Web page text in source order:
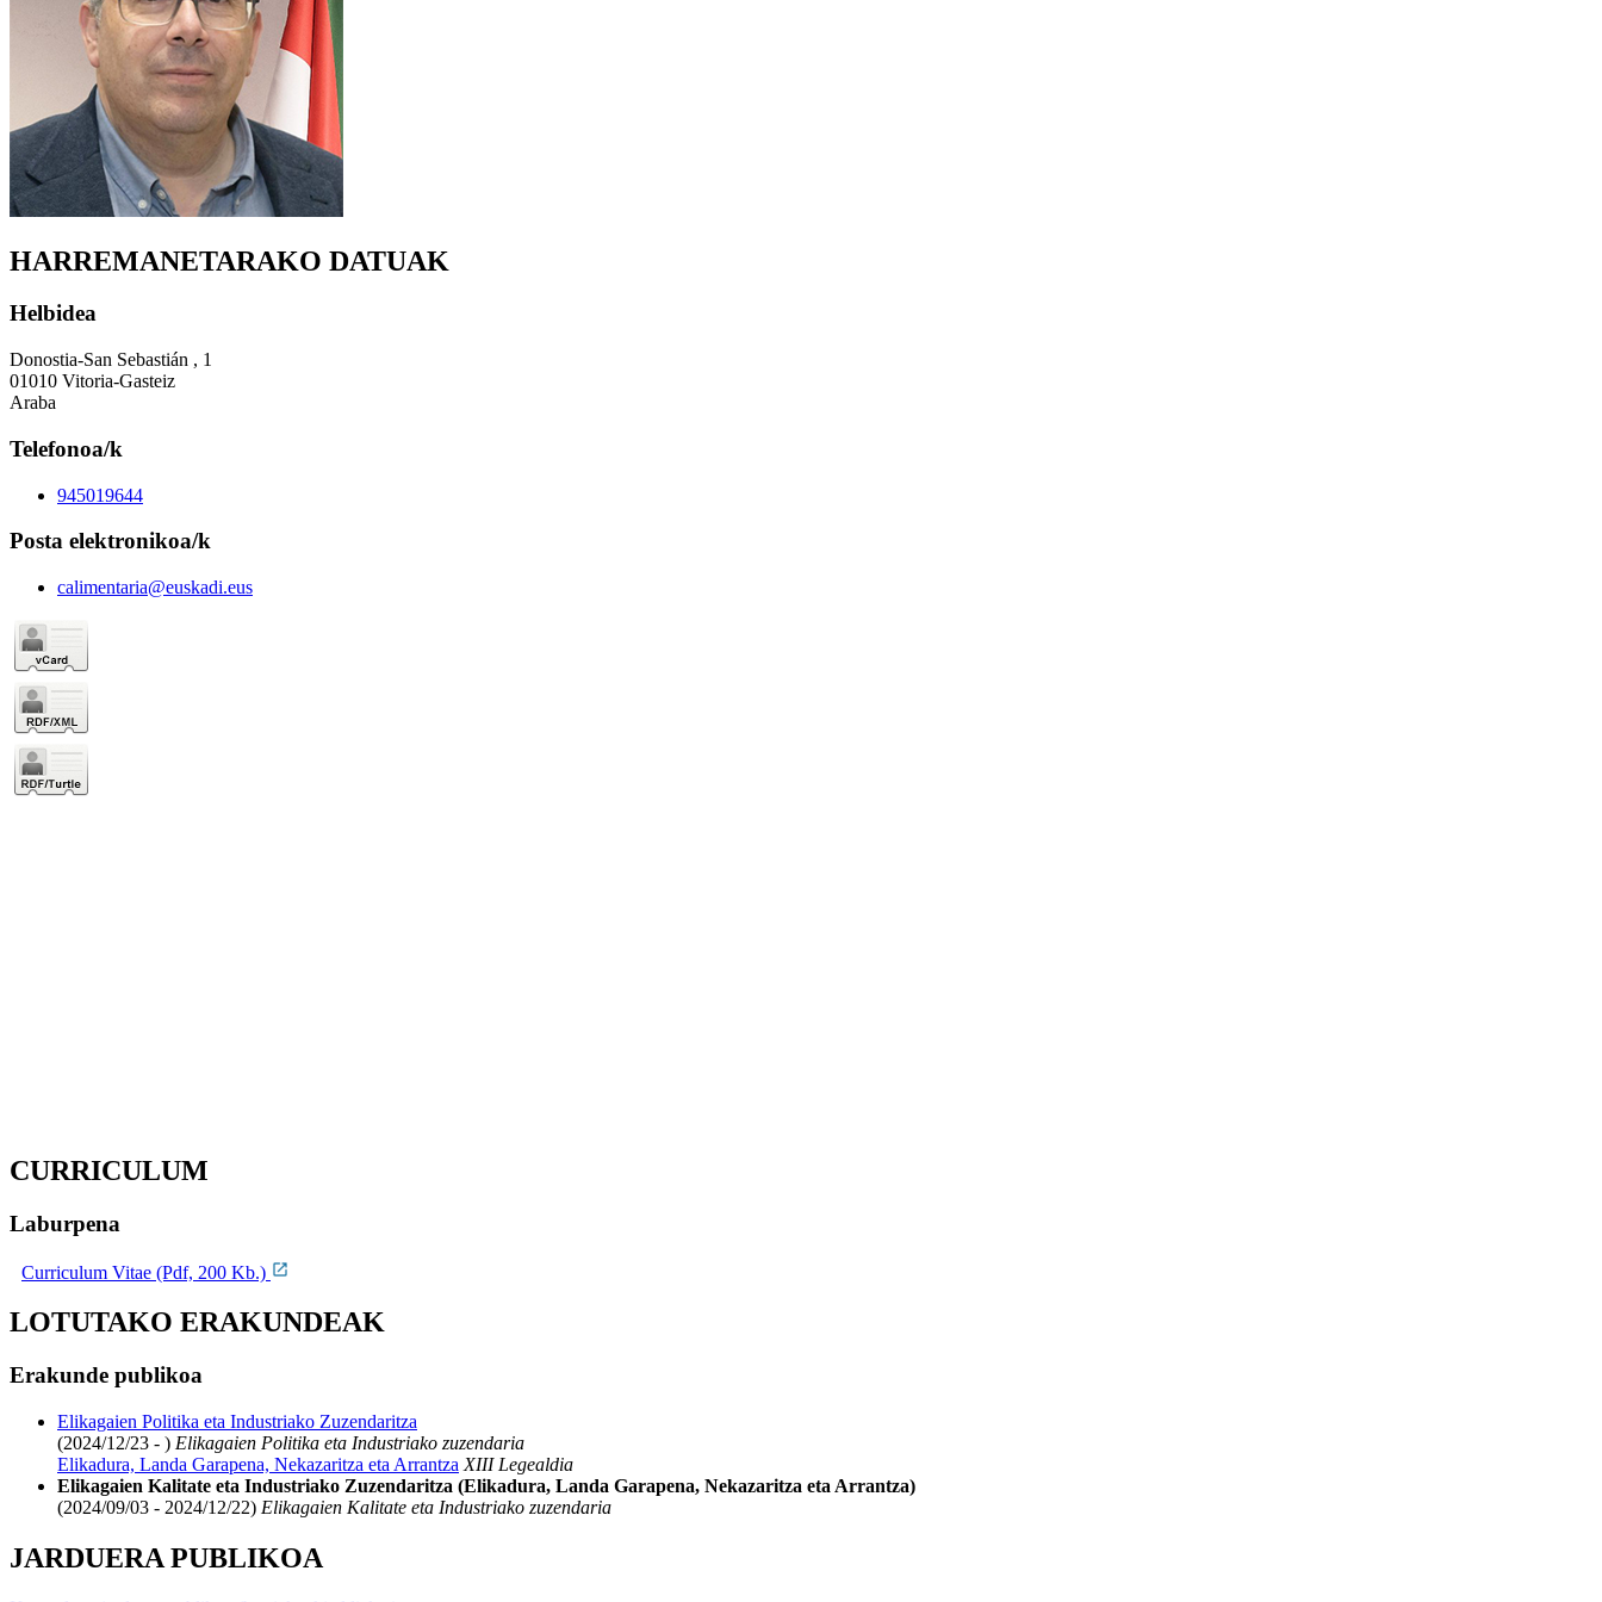
HARREMANETARAKO DATUAK
Helbidea
Donostia-San Sebastián , 1
01010 Vitoria-Gasteiz
Araba
Telefonoa/k
945019644
Posta elektronikoa/k
calimentaria@euskadi.eus
CURRICULUM
Laburpena
Curriculum Vitae (Pdf, 200 Kb.)
LOTUTAKO ERAKUNDEAK
Erakunde publikoa
Elikagaien Politika eta Industriako Zuzendaritza
(2024/12/23 - ) Elikagaien Politika eta Industriako zuzendaria
Elikadura, Landa Garapena, Nekazaritza eta Arrantza XIII Legealdia
Elikagaien Kalitate eta Industriako Zuzendaritza (Elikadura, Landa Garapena, Nekazaritza eta Arrantza)
(2024/09/03 - 2024/12/22) Elikagaien Kalitate eta Industriako zuzendaria
JARDUERA PUBLIKOA